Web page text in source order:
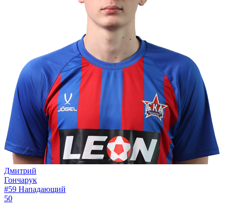
Дмитрий
Гончарук
#59 Нападающий
50